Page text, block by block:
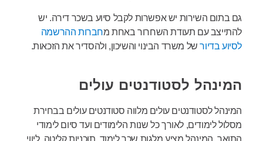
גם בתום השירות יש אפשרות לקבל סיוע בשכר דירה. יש
להתייצב עם תעודת השחרור באחת מחברות ההרשמה
לסיוע בדיורשל משרד הבינוי והשיכון, ולהסדיר את הזכאות.
המינהל לסטודנטים עולים
המינהל לסטודנטים עולים מלווה סטודנטים עולים בבחירת
מסלול לימודים, לאורך כל שנות הלימודים ועד סיום לימודי
התואר. המינהל מציע מלגות שכר לימוד, תוכניות קליטה, ליווי